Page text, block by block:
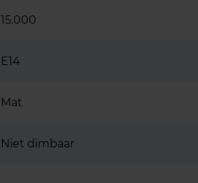
15.000
E14
Mat
Niet dimbaar